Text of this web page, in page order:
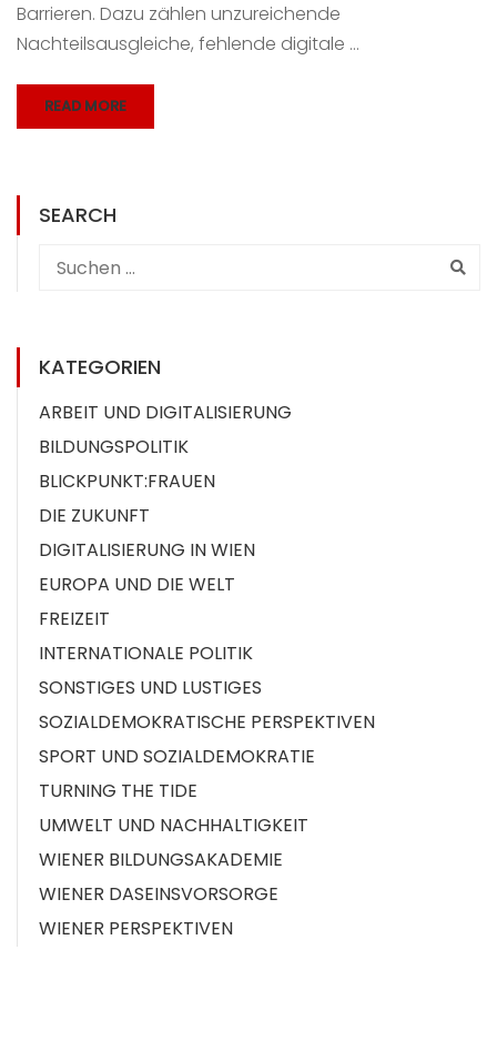
Barrieren. Dazu zählen unzureichende
Nachteilsausgleiche, fehlende digitale …
READ MORE
SEARCH
KATEGORIEN
ARBEIT UND DIGITALISIERUNG
BILDUNGSPOLITIK
BLICKPUNKT:FRAUEN
DIE ZUKUNFT
DIGITALISIERUNG IN WIEN
EUROPA UND DIE WELT
FREIZEIT
INTERNATIONALE POLITIK
SONSTIGES UND LUSTIGES
SOZIALDEMOKRATISCHE PERSPEKTIVEN
SPORT UND SOZIALDEMOKRATIE
TURNING THE TIDE
UMWELT UND NACHHALTIGKEIT
WIENER BILDUNGSAKADEMIE
WIENER DASEINSVORSORGE
WIENER PERSPEKTIVEN